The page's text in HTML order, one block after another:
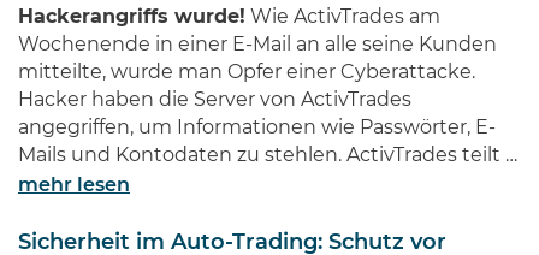
ganzen Welt …
Hackerangriffs wurde! Wie ActivTrades am
Wochenende in einer E-Mail an alle seine Kunden
mitteilte, wurde man Opfer einer Cyberattacke.
Hacker haben die Server von ActivTrades
angegriffen, um Informationen wie Passwörter, E-
Mails und Kontodaten zu stehlen. ActivTrades teilt …
mehr lesen
Sicherheit im Auto-Trading: Schutz vor